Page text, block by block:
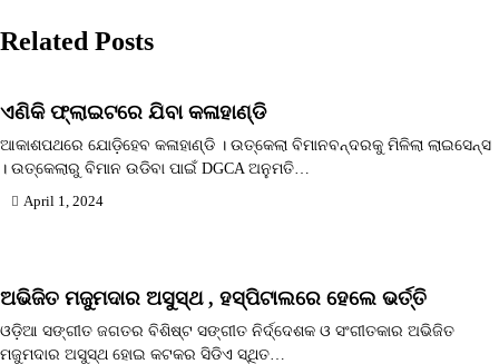
Related Posts
ଏଣିକି ଫ୍ଲାଇଟରେ ଯିବା କଳାହାଣ୍ଡି
ଆକାଶପଥରେ ଯୋଡ଼ିହେବ କଳାହାଣ୍ଡି । ଉତ୍କେଲା ବିମାନବନ୍ଦରକୁ ମିଳିଲା ଲାଇସେନ୍ସ
। ଉତ୍କେଲାରୁ ବିମାନ ଉଡିବା ପାଇଁ DGCA ଅନୁମତି…
April 1, 2024
ଅଭିଜିତ ମଜୁମଦାର ଅସୁସ୍ଥ , ହସ୍ପିଟାଲରେ ହେଲେ ଭର୍ତ୍ତି
ଓଡ଼ିଆ ସଙ୍ଗୀତ ଜଗତର ବିଶିଷ୍ଟ ସଙ୍ଗୀତ ନିର୍ଦ୍ଦେଶକ ଓ ସଂଗୀତକାର ଅଭିଜିତ
ମଜୁମଦାର ଅସୁସ୍ଥ ହୋଇ କଟକର ସିଡିଏ ସ୍ଥିତ…